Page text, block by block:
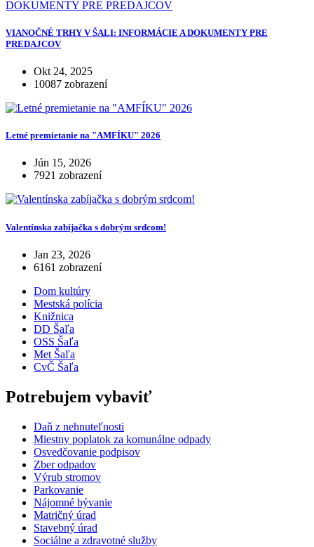
VIANOČNÉ TRHY V ŠALI: INFORMÁCIE A DOKUMENTY PRE
PREDAJCOV
Okt 24, 2025
10087 zobrazení
Letné premietanie na "AMFÍKU" 2026
Jún 15, 2026
7921 zobrazení
Valentínska zabíjačka s dobrým srdcom!
Jan 23, 2026
6161 zobrazení
Dom kultúry
Mestská polícia
Knižnica
DD Šaľa
OSS Šaľa
Met Šaľa
CvČ Šaľa
Potrebujem vybaviť
Daň z nehnuteľnosti
Miestny poplatok za komunálne odpady
Osvedčovanie podpisov
Zber odpadov
Výrub stromov
Parkovanie
Nájomné bývanie
Matričný úrad
Stavebný úrad
Sociálne a zdravotné služby